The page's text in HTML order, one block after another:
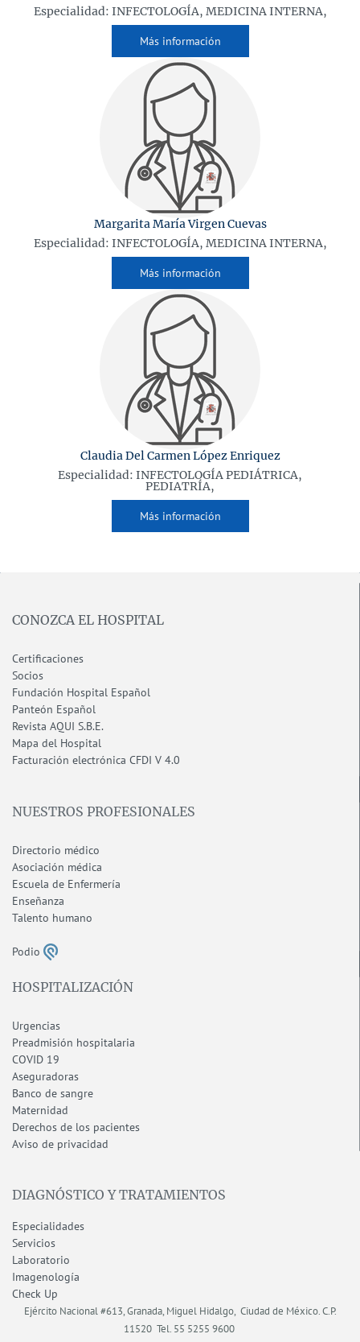
Especialidad: INFECTOLOGÍA, MEDICINA INTERNA,
Más información
Margarita María Virgen Cuevas
Especialidad: INFECTOLOGÍA, MEDICINA INTERNA,
Más información
Claudia Del Carmen López Enriquez
Especialidad: INFECTOLOGÍA PEDIÁTRICA,
PEDIATRÍA,
Más información
CONOZCA EL HOSPITAL
Certificaciones
Socios
Fundación Hospital Español
Panteón Español
Revista AQUI S.B.E.
Mapa del Hospital
Facturación electrónica CFDI V 4.0
NUESTROS PROFESIONALES
Directorio médico
Asociación médica
Escuela de Enfermería
Enseñanza
Talento humano
Podio
HOSPITALIZACIÓN
Urgencias
Preadmisión hospitalaria
COVID 19
Aseguradoras
Banco de sangre
Maternidad
Derechos de los pacientes
Aviso de privacidad
DIAGNÓSTICO Y TRATAMIENTOS
Especialidades
Servicios
Laboratorio
Imagenología
Check Up
Ejército Nacional #613, Granada, Miguel Hidalgo, Ciudad de México.C.P.
11520Tel. 55 5255 9600